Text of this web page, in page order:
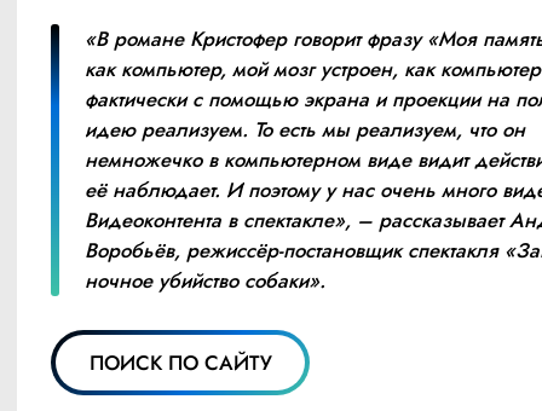
«В романе Кристофер говорит фразу «Моя
как компьютер, мой мозг устроен, как
фактически с помощью экрана и проекции на
идею реализуем. То есть мы реализуем, что он
немножечко в компьютерном виде видит
её наблюдает. И поэтому у нас очень много
Видеоконтента в спектакле», – рассказывает
Воробьёв, режиссёр-постановщик спектакля
ночное убийство собаки».
ПОИСК ПО САЙТУ